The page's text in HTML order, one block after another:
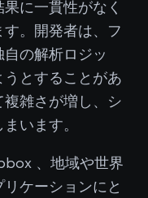
に一貫性がなく
。開発者は、フ
の解析ロジッ
とすることがあ
複雑さが増し、シ
います。
、地域や世界
ケーションにと